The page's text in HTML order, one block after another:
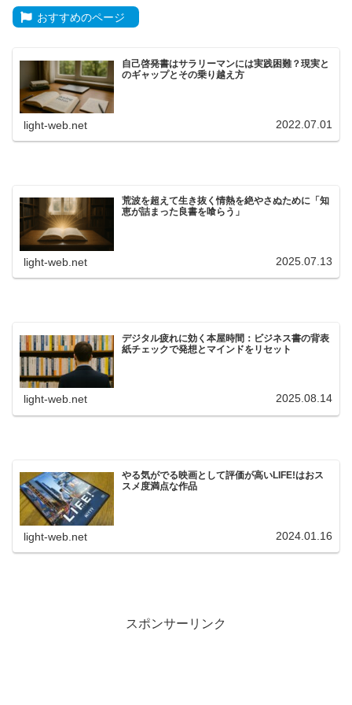
おすすめのページ
自己啓発書はサラリーマンには実践困難？現実と
のギャップとその乗り越え方
light-web.net 2022.07.01
荒波を超えて生き抜く情熱を絶やさぬために「知
恵が詰まった良書を喰らう」
light-web.net 2025.07.13
デジタル疲れに効く本屋時間：ビジネス書の背表
紙チェックで発想とマインドをリセット
light-web.net 2025.08.14
やる気がでる映画として評価が高いLIFE!はおス
スメ度満点な作品
light-web.net 2024.01.16
スポンサーリンク